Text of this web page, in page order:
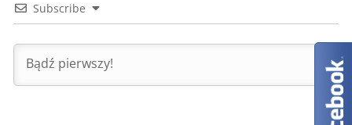
Subscribe